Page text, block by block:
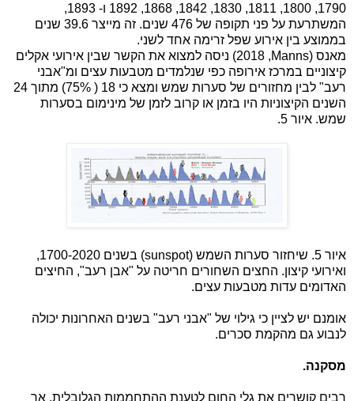
1790, 1800, 1811, 1830, 1842, 1868, 1892 ו- 1893,
המשתרעת על פני תקופה של 476 שנים. זה מייצר 39.6 שנים
בממוצע בין אירוע שפל זרימה אחד לשני.
מאנס (Manns
, 2018) ניסה למצוא את הקשר שבין אירועי אקלים
קיצוניים במרכז אירופה כפי שנלמדים מטבעות עצים ומ"אבני
רעב" לבין מחזורים של סערות שמש ומצא
כי 18 ( 75%) מתוך 24
השנים הקיצוניות היו בזמן או קרוב לזמן של מינימום בסערות
שמש. איור 5.
איור 5. שיחזור סערות השמש ( sunspot
) בשנים 1700-2020,
ואירועי קיצון. החצים השחורים חריטה על "אבן רעב", החיצים
האדומים עדות מטבעות עצים.
אומנם יש לציין כי גילוי של "אבני רעב" בשנים האחרונות יכולה
לנבוע גם מהקמת סכרים.
מסקנה.
רבים קושרים את גלי החום לטענת ההתחממות הגלובלית, אך